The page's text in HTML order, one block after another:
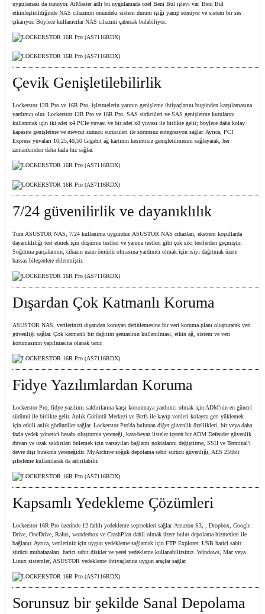
uygulaması da sunuyor. AiMaster adlı bu uygulamada özel Beni Bul işlevi var. Beni Bul
etkinleştirildiğinde NAS cihazının önündeki sistem durum ışığı yanıp sönüyor ve sistem bir ses
çıkarıyor. Böylece kullanıcılar NAS cihazını çabucak bulabiliyor.
Çevik Genişletilebilirlik
Lockerstor 12R Pro ve 16R Pro, işletmelerin yarının genişleme ihtiyaçlarını bugünden karşılamasına
yardımcı olur. Lockerstor 12R Pro ve 16R Pro, SAS sürücüleri ve SAS genişletme kutularını
kullanmak için iki adet x4 PCIe yuvası ve bir adet x8 yuvası ile birlikte gelir; böylece daha kolay
kapasite genişletme ve mevcut sunucu sürücüleri ile sorunsuz entegrasyon sağlar. Ayrıca, PCI
Express yuvaları 10,25,40,50 Gigabit ağ kartının kesintisiz genişletilmesini sağlayarak, her
zamankinden daha fazla hız sağlar.
7/24 güvenilirlik ve dayanıklılık
Tüm ASUSTOR NAS, 7/24 kullanıma uygundur. ASUSTOR NAS cihazları, ekstrem koşullarda
dayanıklılığı test etmek için düşürme testleri ve yanma testleri gibi çok sıkı testlerden geçmiştir.
Soğutma parçalarının, cihazın uzun ömürlü olmasına yardımcı olmak için ısıyı dağıtmak üzere
hassas bileşenlere eklenmiştir.
Dışardan Çok Katmanlı Koruma
ASUSTOR NAS, verilerinizi dışarıdan koruyan derinlemesine bir veri koruma planı oluşturarak veri
güvenliği sağlar. Çok katmanlı bir dağıtım şemasının kullanılması, etkin ağ, sistem ve veri
korumasının yapılmasına olanak tanır.
Fidye Yazılımlardan Koruma
Lockerstor Pro, fidye yazılımı saldırılarına karşı korunmaya yardımcı olmak için ADM'nin en güncel
sürümü ile birlikte gelir. Anlık Görüntü Merkezi ve Btrfs ile kayıp verileri kolayca geri yüklemek
için etkili anlık görüntüler sağlar. Lockerstor Pro'da bulunan diğer güvenlik özellikleri, bir veya daha
fazla yedek yönetici hesabı oluşturma yeteneği, kara-beyaz listeler içeren bir ADM Defender güvenlik
duvarı ve uzak saldırıları önlemek için varsayılan bağlantı noktalarını değiştirme, SSH ve Terminal'i
devre dışı bırakma yeteneğidir. MyArchive soğuk depolama sabit sürücü güvenliği, AES 256bit
şifreleme kullanılarak da artırılabilir.
Kapsamlı Yedekleme Çözümleri
Lockerstor 16R Pro üzerinde 12 farklı yedekleme seçenekleri sağlar. Amazon S3, , Dropbox, Google
Drive, OneDrive, Ralus, wonderbox ve CrashPlan dahil olmak üzere bulut depolama hizmetleri ile
bağlanır. Ayrıca, verileriniz için uygun yedekleme sağlamak için FTP Explorer, USB harici sabit
sürücü muhafazaları, harici sabit diskler ve yerel yedekleme kullanabilirsiniz. Windows, Mac veya
Linux sistemler, ASUSTOR yedekleme ihtiyaçlarına uygun araçlar sağlar.
Sorunsuz bir şekilde Sanal Depolama